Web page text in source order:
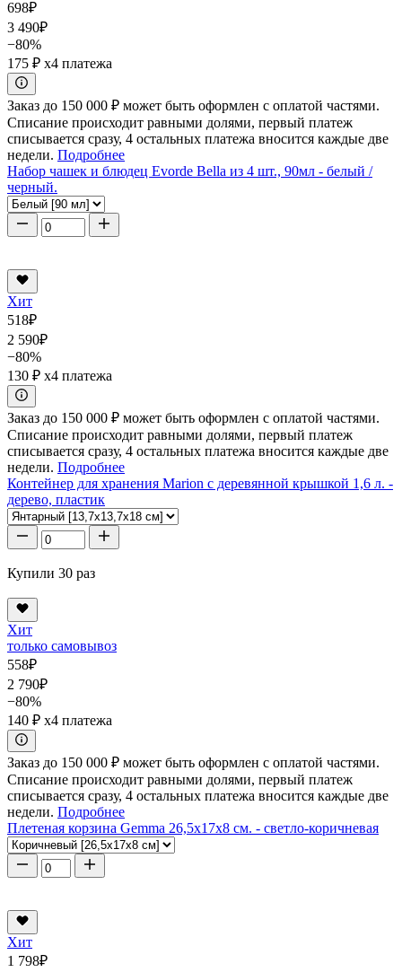
698₽
3 490₽
−80%
175 ₽ x4 платежа
Заказ до 150 000 ₽ может быть оформлен с оплатой частями.
Списание происходит равными долями, первый платеж
списывается сразу, 4 остальных платежа вносится каждые две
недели. Подробнее
Набор чашек и блюдец Evorde Bella из 4 шт., 90мл - белый /
черный.
Хит
518₽
2 590₽
−80%
130 ₽ x4 платежа
Заказ до 150 000 ₽ может быть оформлен с оплатой частями.
Списание происходит равными долями, первый платеж
списывается сразу, 4 остальных платежа вносится каждые две
недели. Подробнее
Контейнер для хранения Marion с деревянной крышкой 1,6 л. -
дерево, пластик
Купили 30 раз
Хит
только самовывоз
558₽
2 790₽
−80%
140 ₽ x4 платежа
Заказ до 150 000 ₽ может быть оформлен с оплатой частями.
Списание происходит равными долями, первый платеж
списывается сразу, 4 остальных платежа вносится каждые две
недели. Подробнее
Плетеная корзина Gemma 26,5x17x8 см. - светло-коричневая
Хит
1 798₽